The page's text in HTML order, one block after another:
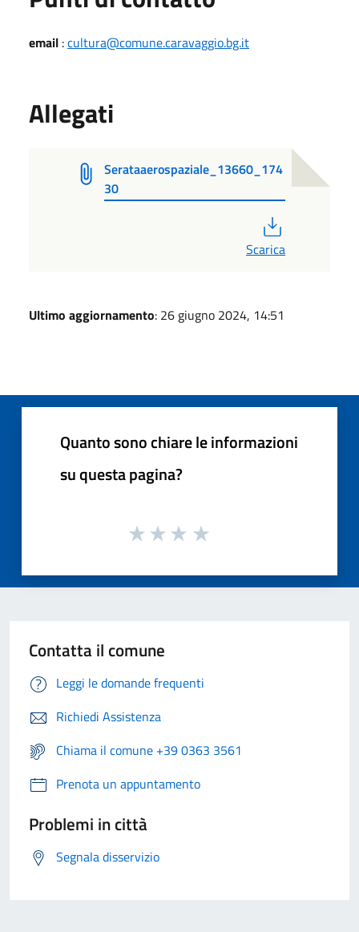
email :cultura@comune.caravaggio.bg.it
Allegati
Serataaerospaziale_13660_174
30
Scarica
Ultimo aggiornamento: 26 giugno 2024, 14:51
Quanto sono chiare le informazioni
su questa pagina?
Contatta il comune
Leggi le domande frequenti
Richiedi Assistenza
Chiama il comune +39 0363 3561
Prenota un appuntamento
Problemi in città
Segnala disservizio